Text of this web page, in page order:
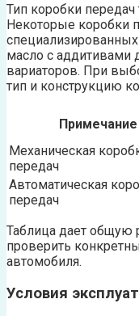
Тип коробки
Некоторые коробки
масло с аддитивами
вариаторов. При
тип и конструкцию
Примечание
Механическая
передач
Автоматическая
передач
Таблица дает общую
проверить
автомобиля.
Условия